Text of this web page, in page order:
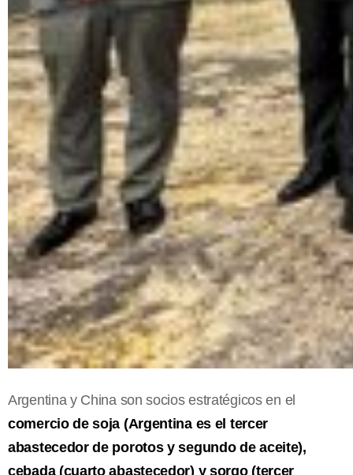
Argentina y China son socios estratégicos en el
comercio de soja (Argentina es el tercer
abastecedor de porotos y segundo de aceite),
cebada (cuarto abastecedor) y sorgo (tercer